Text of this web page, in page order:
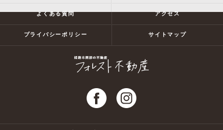
よくある質問 アクセス
プライバシーポリシー サイトマップ